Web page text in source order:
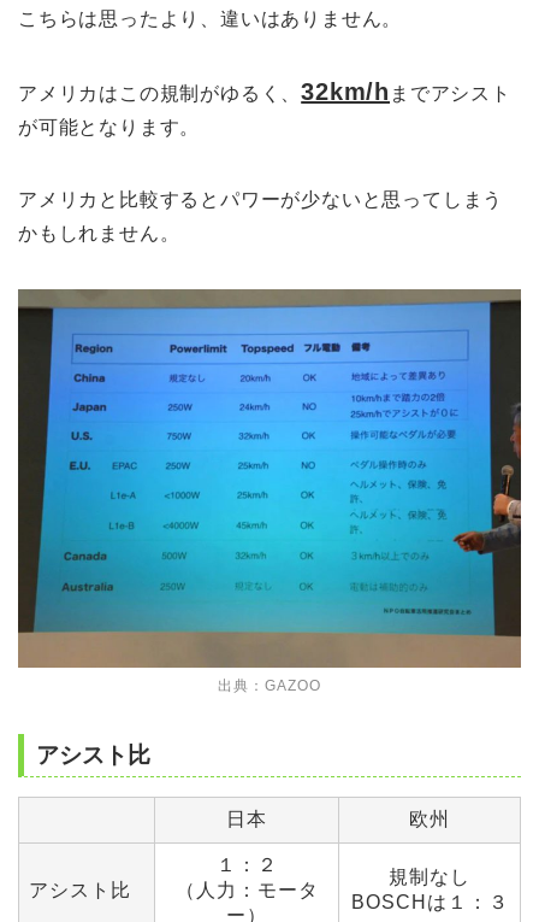
こちらは思ったより、違いはありません。
アメリカはこの規制がゆるく、32km/h までアシスト
が可能となります。
アメリカと比較するとパワーが少ないと思ってしまう
かもしれません。
出典： GAZOO
アシスト比
日本 欧州
アシスト比
１：２
（人力：モータ
ー）
規制なし
BOSCHは１：３